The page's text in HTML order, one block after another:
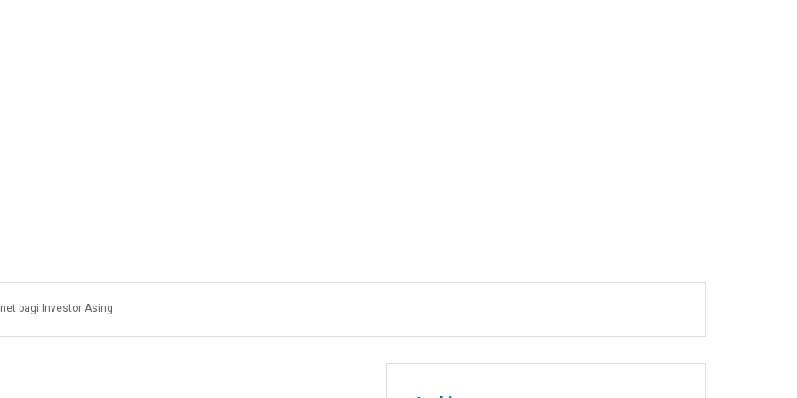
bagi Investor Asing